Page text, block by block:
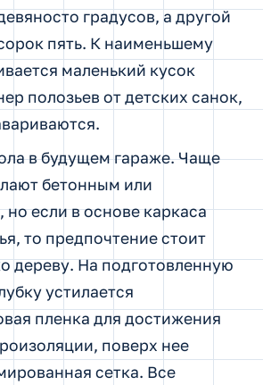
градусов, а другой
пять. К наименьшему
маленький кусок
полозьев от детских санок,
в будущем гараже. Чаще
бетонным или
если в основе каркаса
то предпочтение стоит
дереву. На подготовленную
устилается
пленка для достижения
поверх нее
сетка. Все